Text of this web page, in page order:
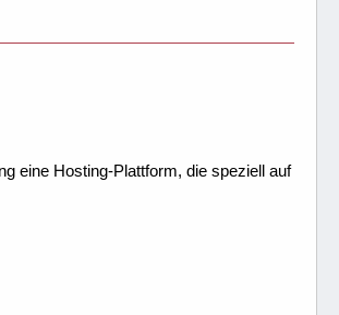
eine Hosting-Plattform, die speziell auf